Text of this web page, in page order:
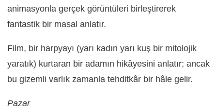
animasyonla gerçek görüntüleri birleştirerek
fantastik bir masal anlatır.
Film, bir harpyayı (yarı kadın yarı kuş bir mitolojik
yaratık) kurtaran bir adamın hikâyesini anlatır; ancak
bu gizemli varlık zamanla tehditkâr bir hâle gelir.
Pazar